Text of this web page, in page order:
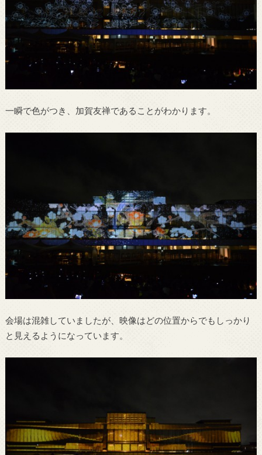
一瞬で色がつき、加賀友禅であることがわかります。
会場は混雑していましたが、映像はどの位置からでもしっかり
と見えるようになっています。